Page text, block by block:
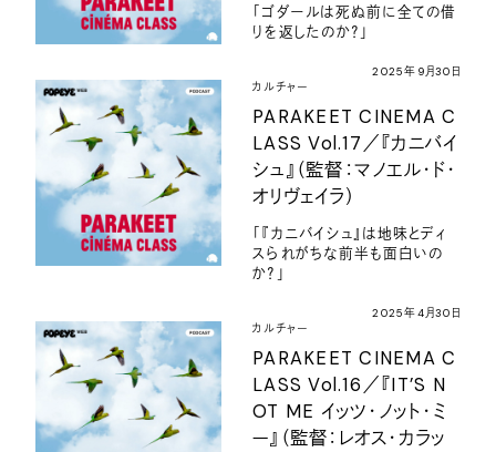
「ゴダールは死ぬ前に全ての借
りを返したのか？」
2025年9月30日
カルチャー
PARAKEET CINEMA C
LASS Vol.17／『カニバイ
シュ』（監督：マノエル・ド・
オリヴェイラ）
「『カニバイシュ』は地味とディ
スられがちな前半も面白いの
か？」
2025年4月30日
カルチャー
PARAKEET CINEMA C
LASS Vol.16／『IT’S N
OT ME イッツ・ノット・ミ
ー』（監督：レオス・カラッ